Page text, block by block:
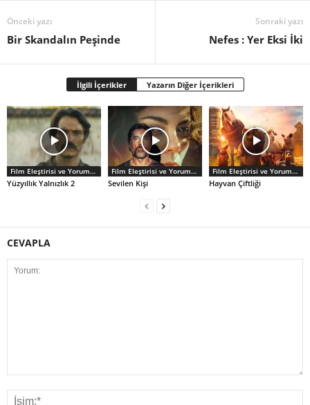
Önceki yazı
Bir Skandalın Peşinde
Sonraki yazı
Nefes : Yer Eksi İki
İlgili İçerikler Yazarın Diğer İçerikleri
Film Eleştirisi ve Yorumlar
Yüzyıllık Yalnızlık 2
Film Eleştirisi ve Yorumlar
Sevilen Kişi
Film Eleştirisi ve Yorumlar
Hayvan Çiftliği
CEVAPLA